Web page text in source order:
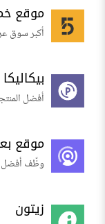
موقع
أكبر سوق
بيكاليكا
أفضل
موقع
وظّف أفضل
زيتون